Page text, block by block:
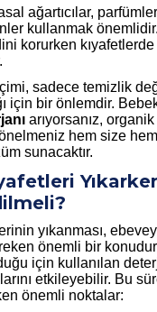
ağartıcılar,
kullanmak
korurken
sadece temizlik
için bir önlemdir.
arıyorsanız,
hem size
sunacaktır.
yıkanması,
önemli bir
için kullanılan
etkileyebilir. Bu
önemli noktalar: